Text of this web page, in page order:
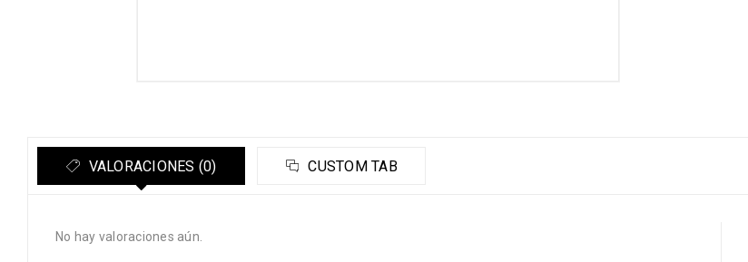
VALORACIONES (0) CUSTOM TAB
No hay valoraciones aún.